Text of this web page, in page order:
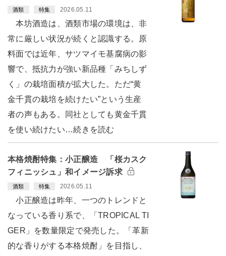
酒類 特集 2026.05.11
本坊酒造は、酒類市場の環境は、非
常に厳しい状況が続くと認識する。原
料面では近年、サツマイモ基腐病の影
響で、抵抗力が強い新品種「みちしず
く」の栽培面積が拡大した。ただ“黄
金千貫の栽培を続けたい”という生産
者の声もある。同社としても黄金千貫
を使い続けたい…続きを読む
本格焼酎特集：小正醸造 「桜カスク
フィニッシュ」和イメージ訴求
酒類 特集 2026.05.11
小正醸造は昨年、一つのトレンドと
なっている香り系で、「TROPICAL TI
GER」を数量限定で発売した。「革新
的な香りがする本格焼酎」を目指し、